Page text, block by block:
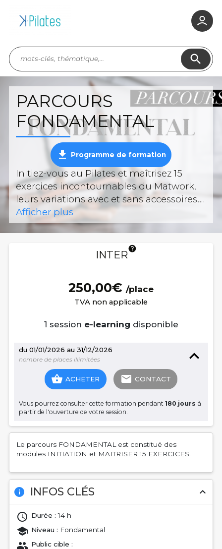
search
PARCOURS
FONDAMENTAL
get_app Programme de formation
Initiez-vous au Pilates et maîtrisez 15
exercices incontournables du Matwork,
leurs variations avec et sans accessoires.
Parcours constitué des modules
INITIATION et 15 EXERCICES.
Afficher plus
Le parcours FONDAMENTAL est constitué des
modules INITIATION et MAITRISER 15 EXERCICES.
info INFOS CLÉS expand_less
Durée :14 h
Niveau : Fondamental
Public cible :
INTERhelp
250,00€ /place
TVA non applicable
1 session e-learning disponible
du 01/01/2026 au 31/12/2026
nombre de places illimitées
shopping_basket ACHETER email CONTACT
Vous pourrez consulter cette formation pendant 180 jours à
partir de l'ouverture de votre session.